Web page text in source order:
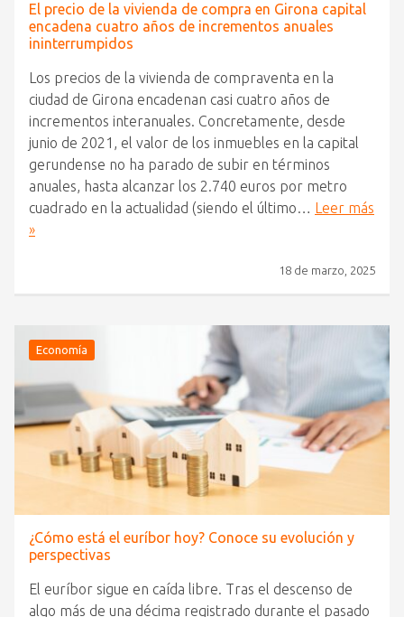
El precio de la vivienda de compra en Girona capital
encadena cuatro años de incrementos anuales
ininterrumpidos
Los precios de la vivienda de compraventa en la
ciudad de Girona encadenan casi cuatro años de
incrementos interanuales. Concretamente, desde
junio de 2021, el valor de los inmuebles en la capital
gerundense no ha parado de subir en términos
anuales, hasta alcanzar los 2.740 euros por metro
cuadrado en la actualidad (siendo el último… Leer más
»
18 de marzo, 2025
Economía
¿Cómo está el euríbor hoy? Conoce su evolución y
perspectivas
El euríbor sigue en caída libre. Tras el descenso de
algo más de una décima registrado durante el pasado